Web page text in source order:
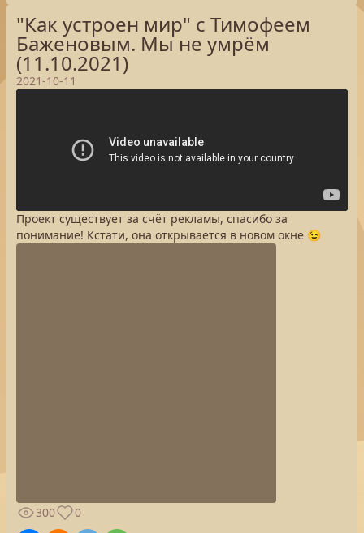
"Как устроен мир" с Тимофеем
Баженовым. Мы не умрём
(11.10.2021)
2021-10-11
Проект существует за счёт рекламы, спасибо за
понимание! Кстати, она открывается в новом окне 😉
300
0